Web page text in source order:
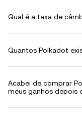
Qual é a taxa de
Quantos Polkadot
Acabei de comprar
meus ganhos depois